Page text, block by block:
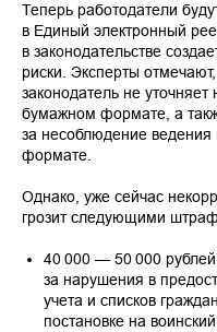
Теперь работодатели
в Единый электронный
в законодательстве
риски. Эксперты
законодатель не
бумажном формате, а
за несоблюдение ведения
формате.
Однако, уже сейчас
грозит следующими
40 000 — 50 000
за нарушения в
учета и списков
постановке на